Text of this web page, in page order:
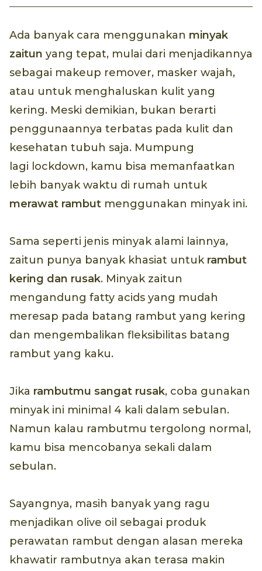
Ada banyak cara menggunakan minyak
zaitun yang tepat, mulai dari menjadikannya
sebagai makeup remover, masker wajah,
atau untuk menghaluskan kulit yang
kering. Meski demikian, bukan berarti
penggunaannya terbatas pada kulit dan
kesehatan tubuh saja. Mumpung
lagi lockdown, kamu bisa memanfaatkan
lebih banyak waktu di rumah untuk
merawat rambut menggunakan minyak ini.
Sama seperti jenis minyak alami lainnya,
zaitun punya banyak khasiat untuk rambut
kering dan rusak. Minyak zaitun
mengandung fatty acids yang mudah
meresap pada batang rambut yang kering
dan mengembalikan fleksibilitas batang
rambut yang kaku.
Jika rambutmu sangat rusak, coba gunakan
minyak ini minimal 4 kali dalam sebulan.
Namun kalau rambutmu tergolong normal,
kamu bisa mencobanya sekali dalam
sebulan.
Sayangnya, masih banyak yang ragu
menjadikan olive oil sebagai produk
perawatan rambut dengan alasan mereka
khawatir rambutnya akan terasa makin